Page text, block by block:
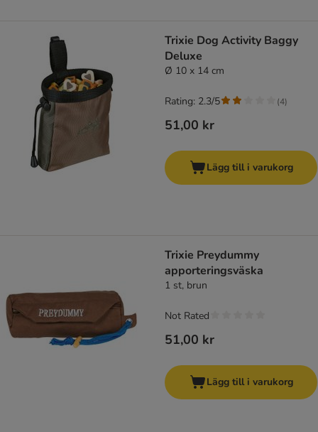
Trixie Dog Activity Baggy
Deluxe
Ø 10 x 14 cm
51,00 kr
Rating: 2.3/5 (4)
Lägg till i varukorg
Trixie Preydummy
apporteringsväska
1 st, brun
51,00 kr
Not Rated
Lägg till i varukorg